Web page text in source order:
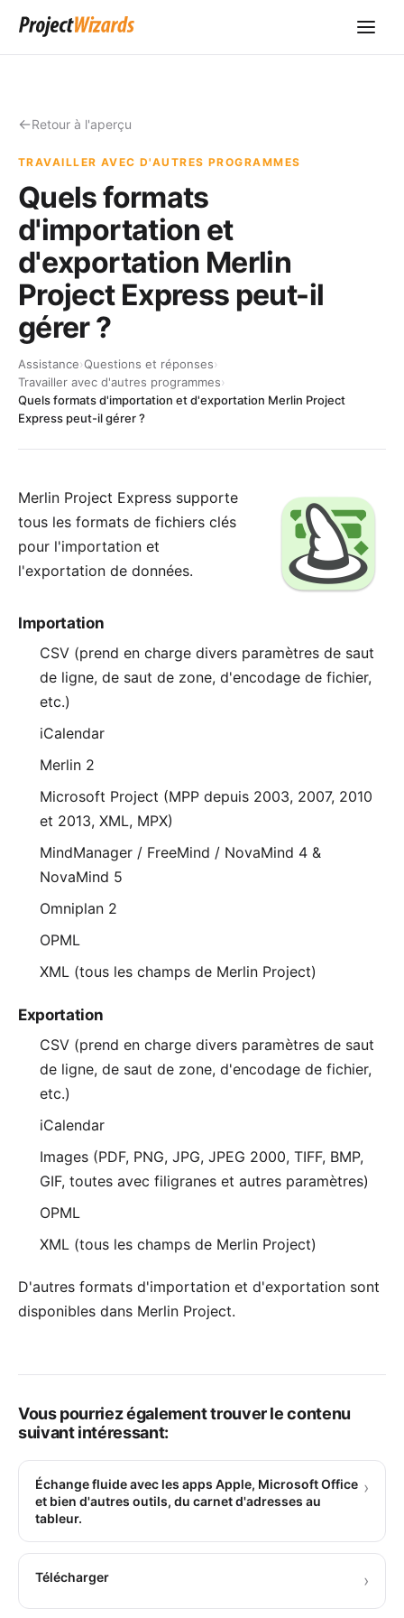
Retour à l'aperçu
TRAVAILLER AVEC D'AUTRES PROGRAMMES
Quels formats
d'importation et
d'exportation Merlin
Project Express peut-il
gérer ?
Assistance›Questions et réponses›
Travailler avec d'autres programmes›
Quels formats d'importation et d'exportation Merlin Project
Express peut-il gérer ?
Merlin Project Express supporte
tous les formats de fichiers clés
pour l'importation et
l'exportation de données.
Importation
CSV (prend en charge divers paramètres de saut
de ligne, de saut de zone, d'encodage de fichier,
etc.)
iCalendar
Merlin 2
Microsoft Project (MPP depuis 2003, 2007, 2010
et 2013, XML, MPX)
MindManager / FreeMind / NovaMind 4 &
NovaMind 5
Omniplan 2
OPML
XML (tous les champs de Merlin Project)
Exportation
CSV (prend en charge divers paramètres de saut
de ligne, de saut de zone, d'encodage de fichier,
etc.)
iCalendar
Images (PDF, PNG, JPG, JPEG 2000, TIFF, BMP,
GIF, toutes avec filigranes et autres paramètres)
OPML
XML (tous les champs de Merlin Project)
D'autres formats d'importation et d'exportation sont
disponibles dans Merlin Project.
Vous pourriez également trouver le contenu
suivant intéressant:
Échange fluide avec les apps Apple, Microsoft Office
et bien d'autres outils, du carnet d'adresses au
tableur.
›
Télécharger ›